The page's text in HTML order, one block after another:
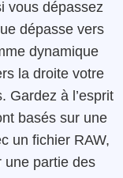
vous dépassez
dépasse vers
dynamique
la droite votre
Gardez à l’esprit
basés sur une
un fichier RAW,
une partie des